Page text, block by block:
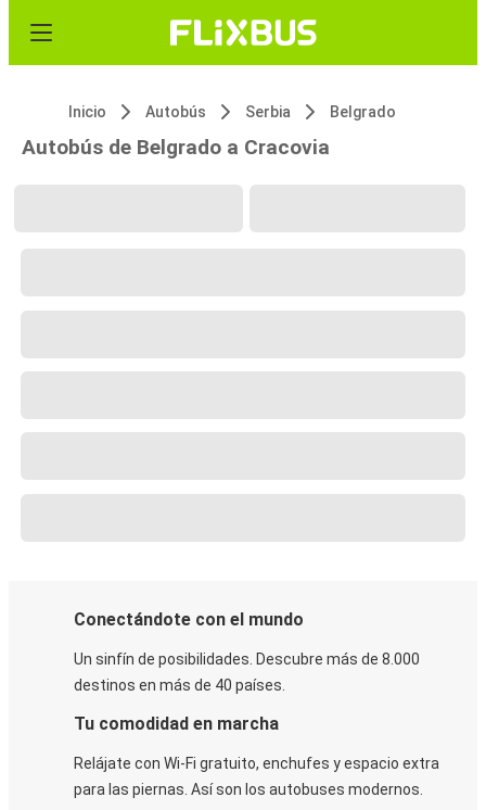
Inicio Autobús Serbia Belgrado
Autobús de Belgrado a Cracovia
Conectándote con el mundo
Un sinfín de posibilidades. Descubre más de 8.000
destinos en más de 40 países.
Tu comodidad en marcha
Relájate con Wi-Fi gratuito, enchufes y espacio extra
para las piernas. Así son los autobuses modernos.